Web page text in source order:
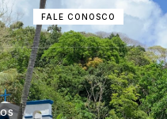
FALE CONOSCO